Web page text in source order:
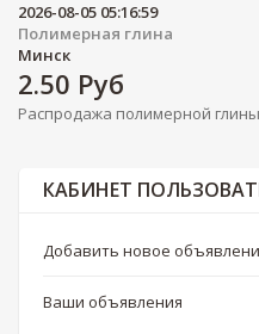
2026-08-05 05:16:59
Полимерная глина
Минск
2.50 Руб
Распродажа полимерной
КАБИНЕТ
Добавить новое
Ваши объявления